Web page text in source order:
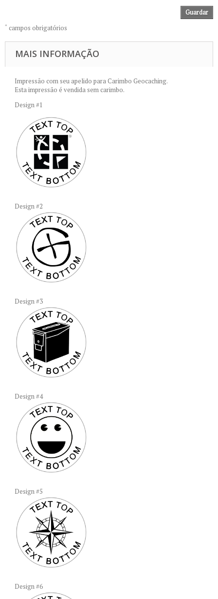
Guardar
* campos obrigatórios
MAIS INFORMAÇÃO
Impressão com seu apelido para Carimbo Geocaching.
Esta impressão é vendida sem carimbo.
Design #1
Design #2
Design #3
Design #4
Design #5
Design #6